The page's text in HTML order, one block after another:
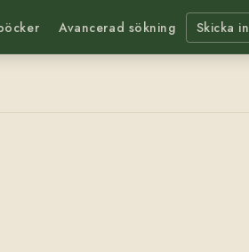
Avancerad sökning Skicka in